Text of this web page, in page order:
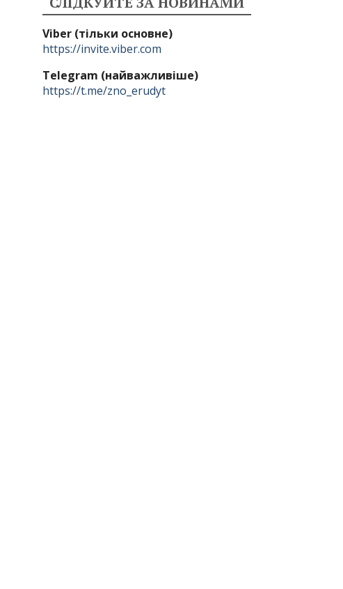
Viber (тільки основне)
https://invite.viber.com
Telegram (найважливіше)
https://t.me/zno_erudyt